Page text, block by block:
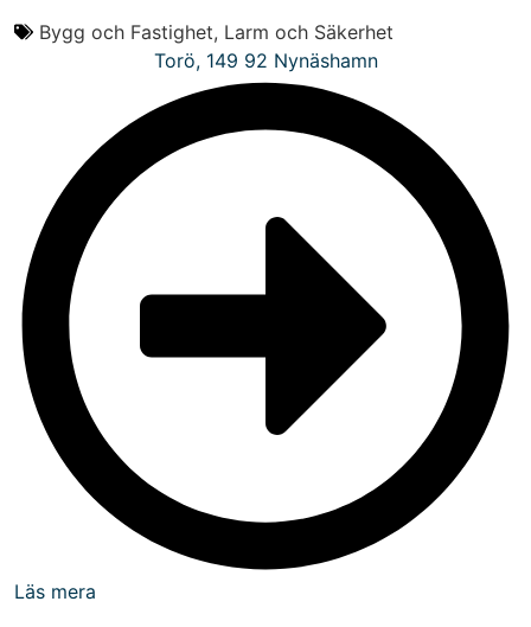
Bygg och Fastighet, Larm och Säkerhet
Torö, 149 92 Nynäshamn
Läs mera